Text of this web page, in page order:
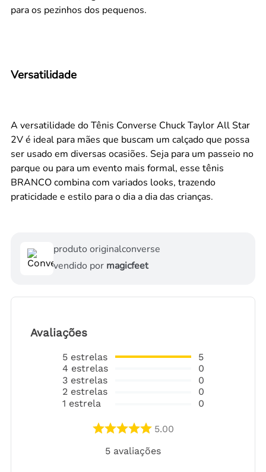
para os pezinhos dos pequenos.
Versatilidade
A versatilidade do Tênis Converse Chuck Taylor All Star
2V é ideal para mães que buscam um calçado que possa
ser usado em diversas ocasiões. Seja para um passeio no
parque ou para um evento mais formal, esse tênis
BRANCO combina com variados looks, trazendo
praticidade e estilo para o dia a dia das crianças.
produto originalconverse
vendido por magicfeet
Avaliações
5 estrelas
4 estrelas
3 estrelas
2 estrelas
1 estrela
5
0
0
0
0
5.00
5 avaliações